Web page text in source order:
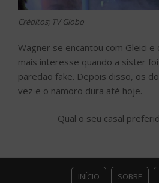
Créditos; TV Globo
Wagner se encantou com Gleici
mais interesse quando a sister foi
paredão fake. Depois disso, os
vez e o namoro dura até hoje.
Qual o seu casal
INÍCIO SOBRE